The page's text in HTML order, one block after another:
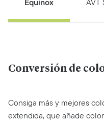
Equinox AVT
Conversión de
Consiga más y mejores
extendida, que añade